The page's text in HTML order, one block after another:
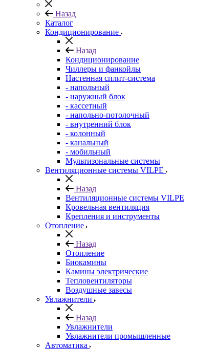
Назад
Каталог
Кондиционирование
Назад
Кондиционирование
Чиллеры и фанкойлы
Настенная сплит-система
- напольный
- наружный блок
- кассетный
- напольно-потолочный
- внутренний блок
- колонный
- канальный
- мобильный
Мультизональные системы
Вентиляционные системы VILPE
Назад
Вентиляционные системы VILPE
Кровельная вентиляция
Крепления и инструменты
Отопление
Назад
Отопление
Биокамины
Камины электрические
Тепловентиляторы
Воздушные завесы
Увлажнители
Назад
Увлажнители
Увлажнители промышленные
Автоматика